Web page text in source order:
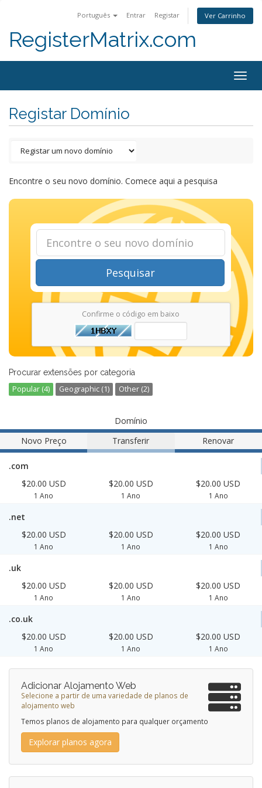
Português Entrar Registar Ver Carrinho
RegisterMatrix.com
Registar Domínio
Encontre o seu novo domínio. Comece aqui a pesquisa
Pesquisar
Confirme o código em baixo
Procurar extensões por categoria
Popular (4) Geographic (1) Other (2)
Domínio
Novo Preço
Transferir Renovar
.com
$20.00 USD
1 Ano
$20.00 USD
1 Ano
$20.00 USD
1 Ano
.net
$20.00 USD
1 Ano
$20.00 USD
1 Ano
$20.00 USD
1 Ano
.uk
$20.00 USD
1 Ano
$20.00 USD
1 Ano
$20.00 USD
1 Ano
.co.uk
$20.00 USD
1 Ano
$20.00 USD
1 Ano
$20.00 USD
1 Ano
Adicionar Alojamento Web
Selecione a partir de uma variedade de planos de
alojamento web
Temos planos de alojamento para qualquer orçamento
Explorar planos agora